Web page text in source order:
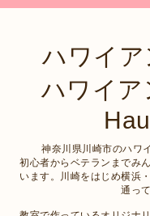
ハワイア
ハワイア
神奈川県川崎市のハワ
初心者からベテランまでみ
います。川崎をはじめ横浜
通っ